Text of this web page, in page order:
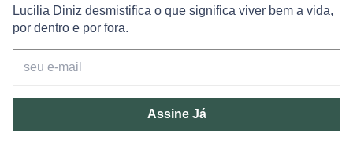
Lucilia Diniz desmistifica o que significa viver bem a vida,
por dentro e por fora.
Assine Já